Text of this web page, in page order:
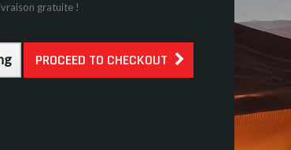
gratuite !
PROCEED TO CHECKOUT